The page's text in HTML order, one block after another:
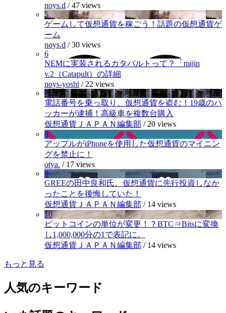
noys.d /47 views
5
ゲームして仮想通貨を稼ごう！話題の仮想通貨ゲ
ーム
noys.d /30 views
6
NEMに実装されるカタパルトって？「mijin
v.2（Catapult）の詳細
noys-yoshi / 22 views
7
電話番号を乗っ取り、仮想通貨を盗む！19歳のハ
ッカーが逮捕！高級車を複数台購入
仮想通貨ＪＡＰＡＮ編集部 / 20 views
8
アップルがiPhoneを使用した仮想通貨のマイニン
グを禁止に！
otya. / 17 views
9
GREEの田中良和氏。仮想通貨に先行投資しなか
ったことを後悔していた！
仮想通貨ＪＡＰＡＮ編集部 / 14 views
10
ビットコインの単位が変更！？BTC⇒Bitsに変換
し1,000,000分の1で表記に。
仮想通貨ＪＡＰＡＮ編集部 / 14 views
もっと見る
人気のキーワード